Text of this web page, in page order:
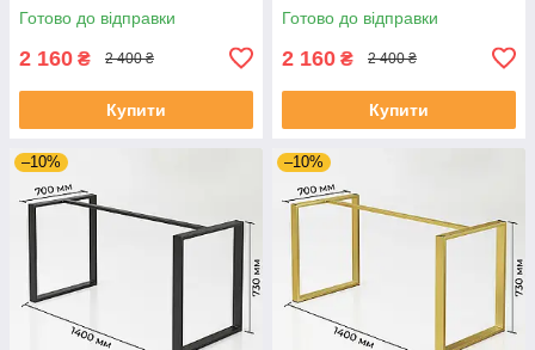
Готово до відправки
2 160 ₴ 2 400 ₴
Купити
Готово до відправки
2 160 ₴ 2 400 ₴
Купити
–10% –10%